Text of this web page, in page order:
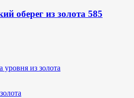
оберег из золота 585